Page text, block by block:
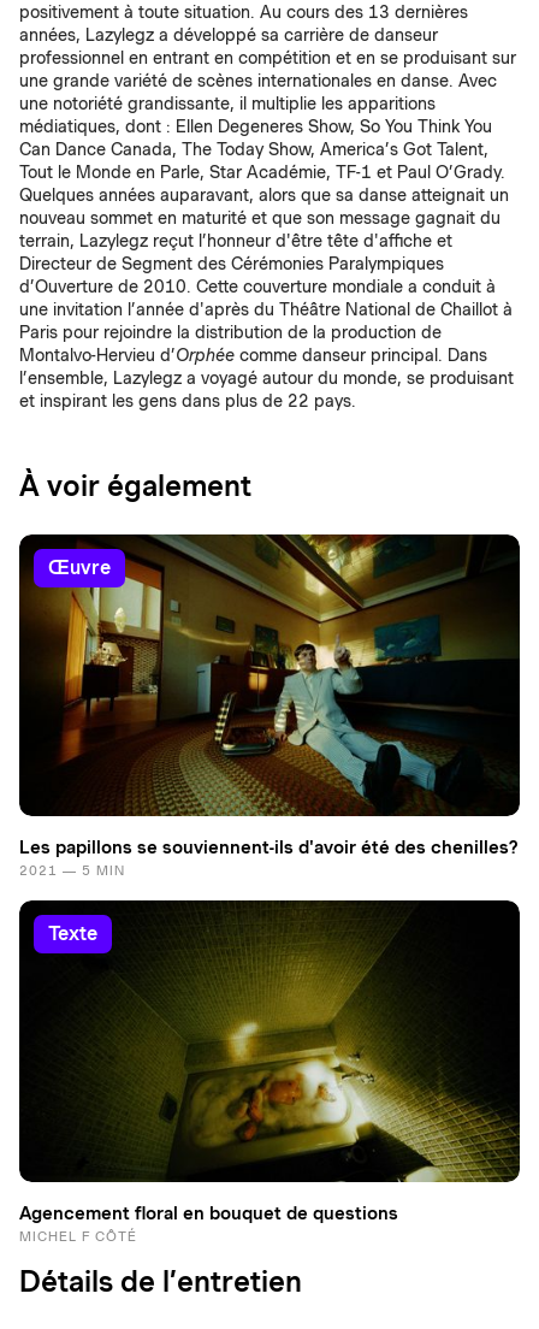
positivement à toute situation. Au cours des 13 dernières
années, Lazylegz a développé sa carrière de danseur
professionnel en entrant en compétition et en se produisant sur
une grande variété de scènes internationales en danse. Avec
une notoriété grandissante, il multiplie les apparitions
médiatiques, dont : Ellen Degeneres Show, So You Think You
Can Dance Canada, The Today Show, America’s Got Talent,
Tout le Monde en Parle, Star Académie, TF-1 et Paul O’Grady.
Quelques années auparavant, alors que sa danse atteignait un
nouveau sommet en maturité et que son message gagnait du
terrain, Lazylegz reçut l’honneur d'être tête d'affiche et
Directeur de Segment des Cérémonies Paralympiques
d’Ouverture de 2010. Cette couverture mondiale a conduit à
une invitation l’année d'après du Théâtre National de Chaillot à
Paris pour rejoindre la distribution de la production de
Montalvo-Hervieu d’Orphée comme danseur principal. Dans
l’ensemble, Lazylegz a voyagé autour du monde, se produisant
et inspirant les gens dans plus de 22 pays.
À voir également
œuvre
Les papillons se souviennent-ils d'avoir été des chenilles?
2021 — 5 MIN
texte
Agencement floral en bouquet de questions
MICHEL F CÔTÉ
Détails de l’entretien